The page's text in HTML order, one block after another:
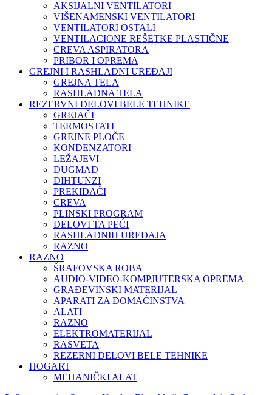
AKSIJALNI VENTILATORI
VIŠENAMENSKI VENTILATORI
VENTILATORI OSTALI
VENTILACIONE REŠETKE PLASTIČNE
CREVA ASPIRATORA
PRIBOR I OPREMA
GREJNI I RASHLADNI UREĐAJI
GREJNA TELA
RASHLADNA TELA
REZERVNI DELOVI BELE TEHNIKE
GREJAČI
TERMOSTATI
GREJNE PLOČE
KONDENZATORI
LEŽAJEVI
DUGMAD
DIHTUNZI
PREKIDAČI
CREVA
PLINSKI PROGRAM
DELOVI TA PEĆI
RASHLADNIH UREĐAJA
RAZNO
RAZNO
ŠRAFOVSKA ROBA
AUDIO-VIDEO-KOMPJUTERSKA OPREMA
GRAĐEVINSKI MATERIJAL
APARATI ZA DOMAĆINSTVA
ALATI
RAZNO
ELEKTROMATERIJAL
RASVETA
REZERNI DELOVI BELE TEHNIKE
HOGART
MEHANIČKI ALAT